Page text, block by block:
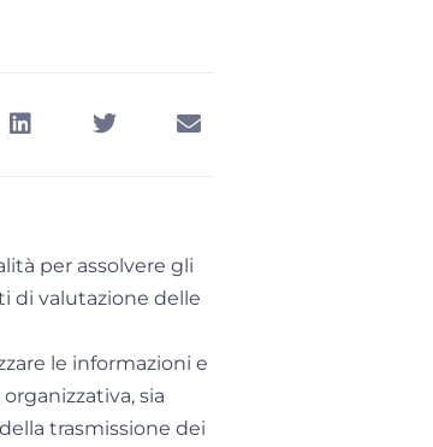
per assolvere gli
di valutazione delle
le informazioni e
sia
trasmissione dei